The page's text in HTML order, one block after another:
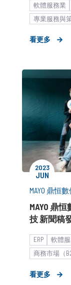
軟體服務業
專業服務與
中小企業
看更多
2023
JUN
MAYO 鼎恒
MAYO 鼎
技 新聞稿
ERP 軟體
商務市場（
看更多